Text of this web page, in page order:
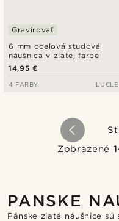
6 mm oceľová studová
náušnica v zlatej farbe
Gravírovať
14,95 €
4 FARBY
Zobrazené
PANSKE
Pánske zlaté náušnice